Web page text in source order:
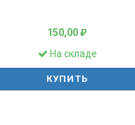
150,00 ₽
На складе
КУПИТЬ